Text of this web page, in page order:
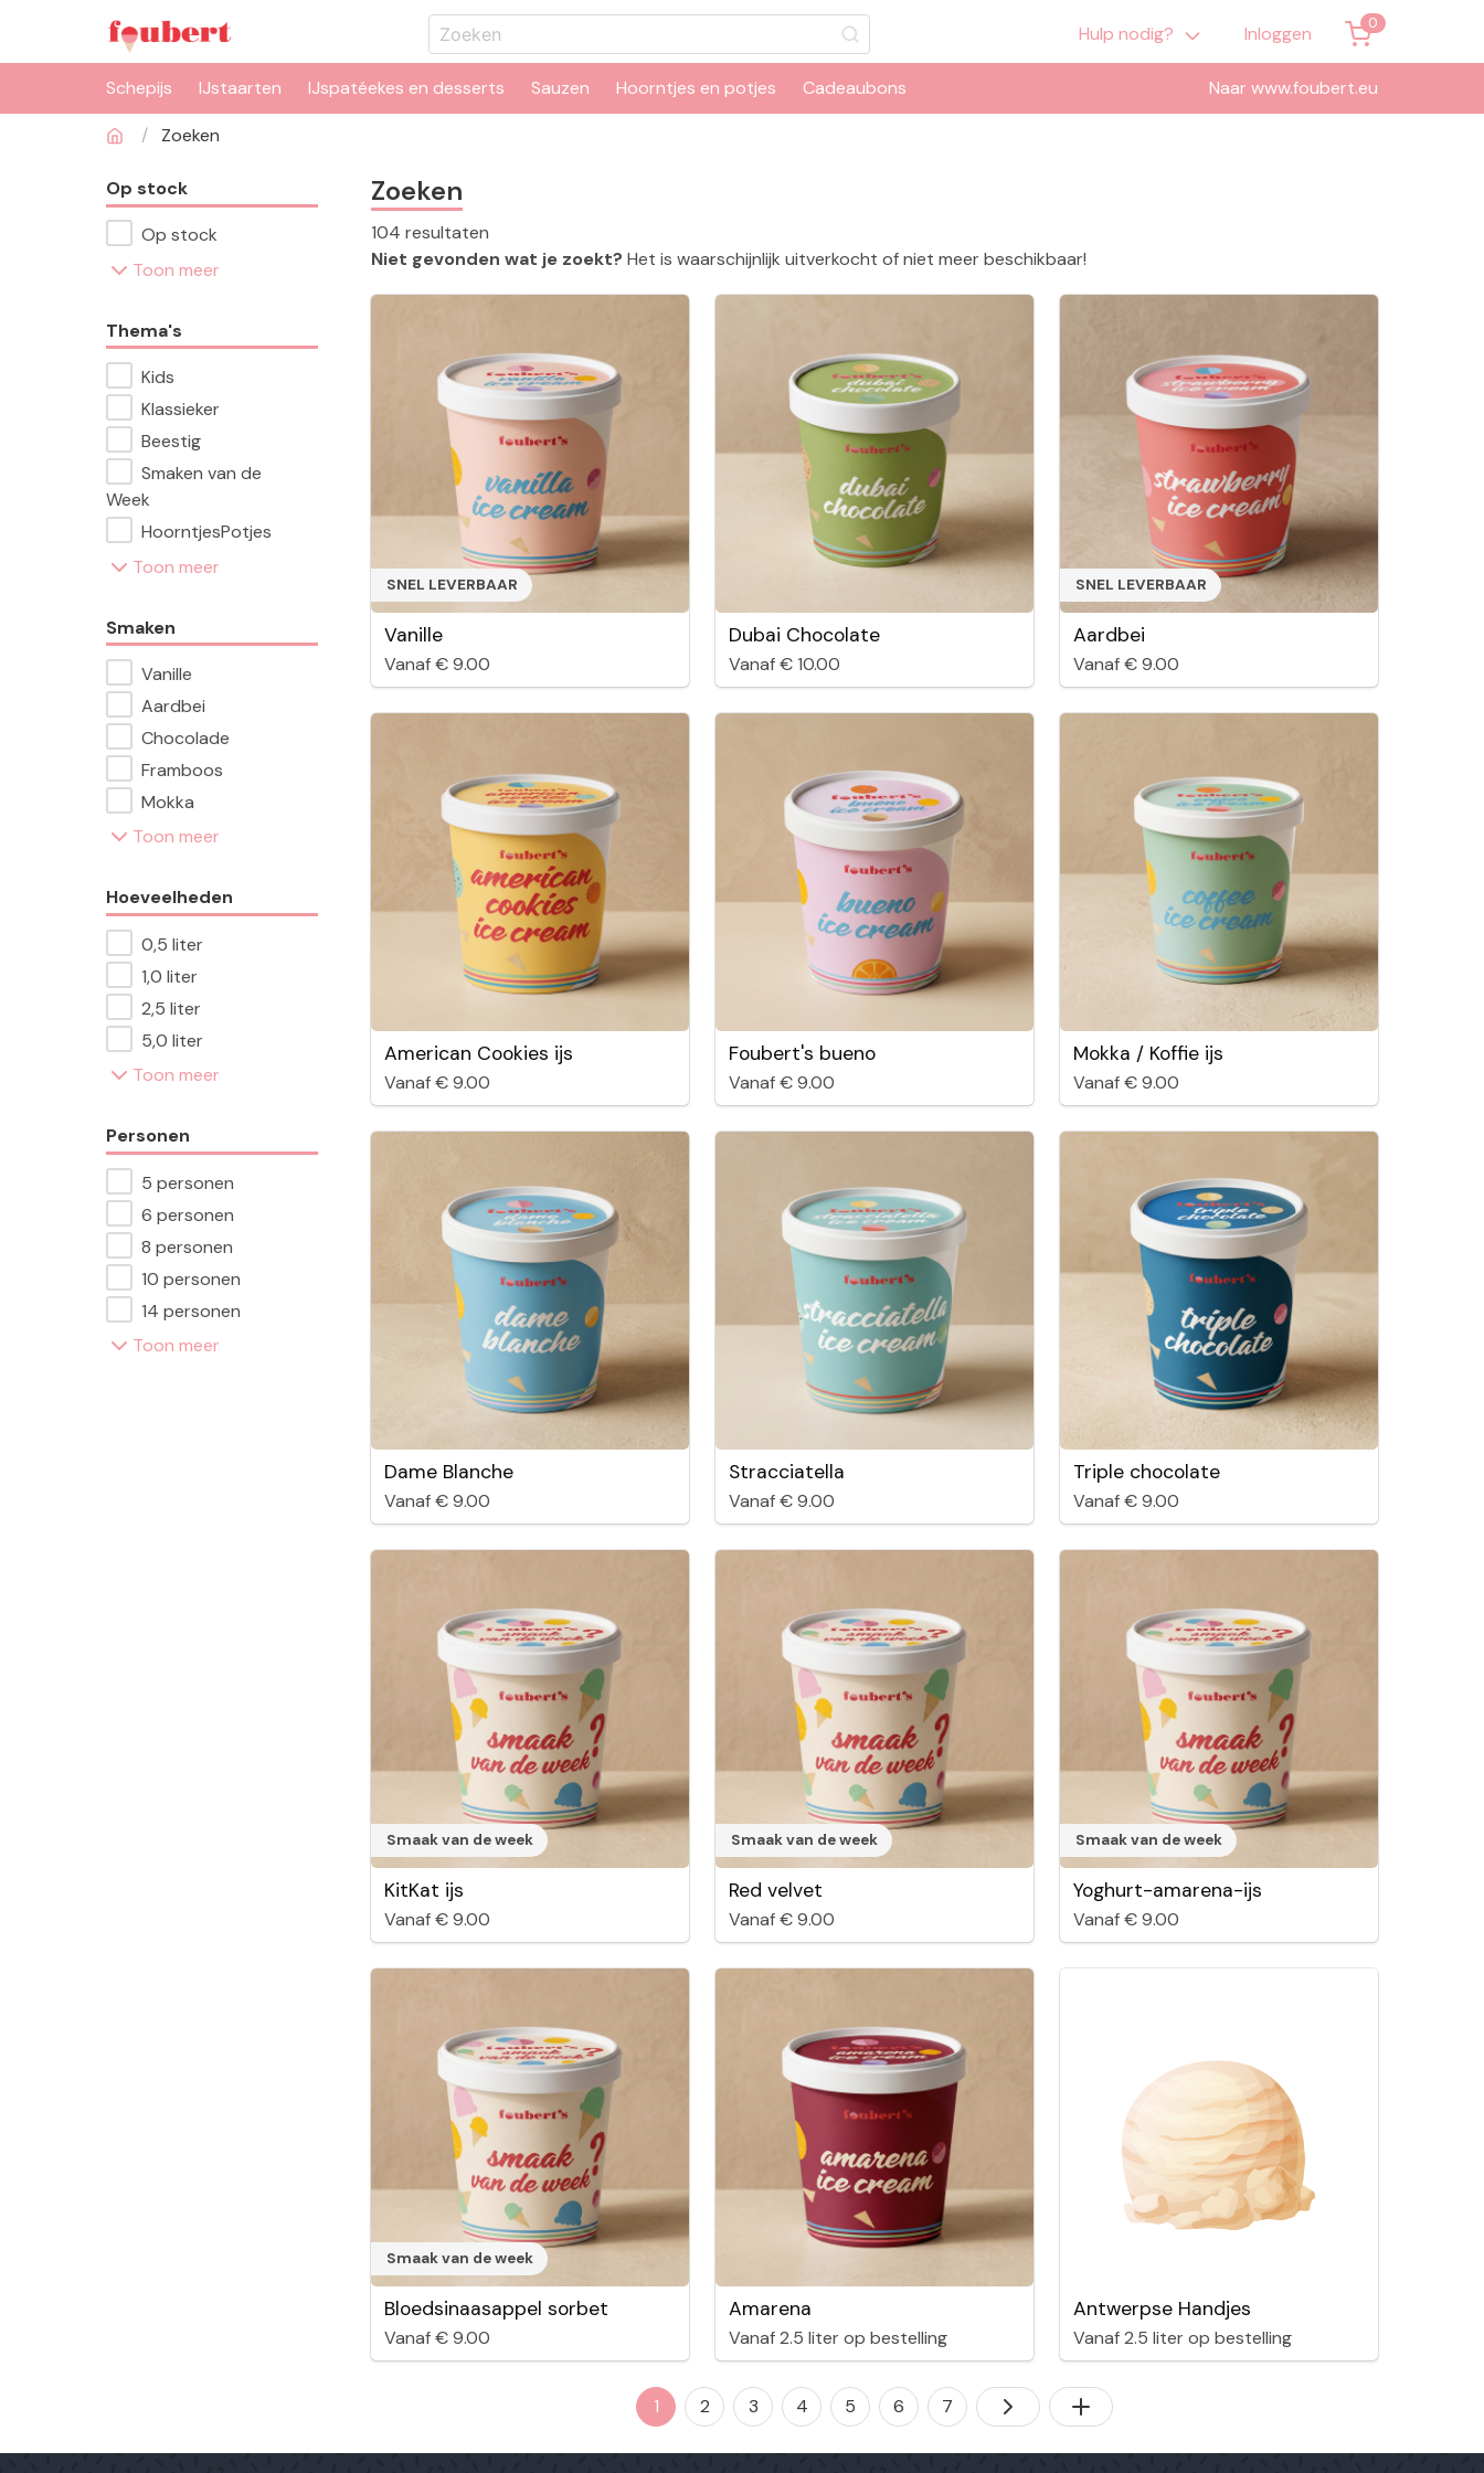
Hulp nodig? Inloggen
Schepijs IJstaarten IJspatéekes en desserts Sauzen Hoorntjes en potjes Cadeaubons Naar www.foubert.eu
Zoeken
Op stock
Op stock
Toon meer
Thema's
Kids
Klassieker
Beestig
Smaken van de
Week
HoorntjesPotjes
Toon meer
Smaken
Vanille
Aardbei
Chocolade
Framboos
Mokka
Toon meer
Hoeveelheden
0,5 liter
1,0 liter
2,5 liter
5,0 liter
Toon meer
Personen
5 personen
6 personen
8 personen
10 personen
14 personen
Toon meer
Zoeken
104 resultaten
Niet gevonden wat je zoekt? Het is waarschijnlijk uitverkocht of niet meer beschikbaar!
SNEL LEVERBAAR
Vanille
Vanaf € 9.00
Dubai Chocolate
Vanaf € 10.00
SNEL LEVERBAAR
Aardbei
Vanaf € 9.00
American Cookies ijs
Vanaf € 9.00
Foubert's bueno
Vanaf € 9.00
Mokka / Koffie ijs
Vanaf € 9.00
Dame Blanche
Vanaf € 9.00
Stracciatella
Vanaf € 9.00
Triple chocolate
Vanaf € 9.00
Smaak van de week
KitKat ijs
Vanaf € 9.00
Smaak van de week
Red velvet
Vanaf € 9.00
Smaak van de week
Yoghurt-amarena-ijs
Vanaf € 9.00
Smaak van de week
Bloedsinaasappel sorbet
Vanaf € 9.00
Amarena
Vanaf 2.5 liter op bestelling
Antwerpse Handjes
Vanaf 2.5 liter op bestelling
1 2 3 4 5 6 7